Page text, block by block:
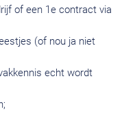
of een 1e contract via
(of nou ja niet
echt wordt